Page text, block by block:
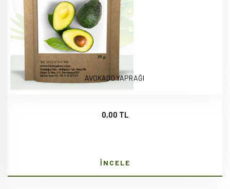
AVOKADO YAPRAĞI
0,00 TL
İNCELE